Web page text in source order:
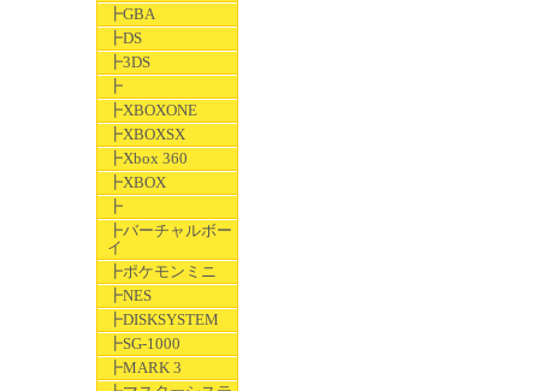
┣GBA
┣DS
┣3DS
┣
┣XBOXONE
┣XBOXSX
┣Xbox 360
┣XBOX
┣
┣バーチャルボー
イ
┣ポケモンミニ
┣NES
┣DISKSYSTEM
┣SG-1000
┣MARK 3